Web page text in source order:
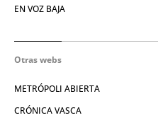
EN VOZ BAJA
Otras webs
METRÓPOLI ABIERTA
CRÓNICA VASCA